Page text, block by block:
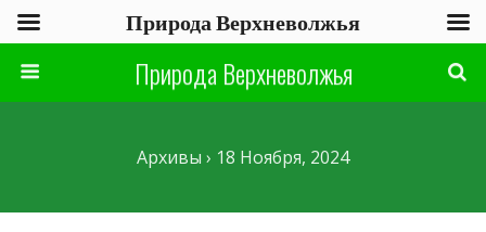
Природа Верхневолжья
Архивы › 18 Ноября, 2024
Природа Верхневолжья